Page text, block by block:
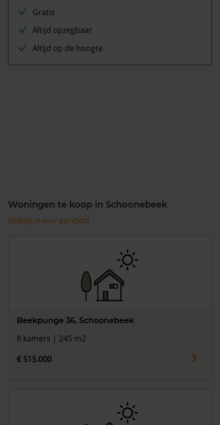
Gratis
Altijd opzegbaar
Altijd op de hoogte
Woningen te koop in Schoonebeek
Bekijk meer aanbod
Beekpunge 36, Schoonebeek
8 kamers | 245 m2
€ 515.000